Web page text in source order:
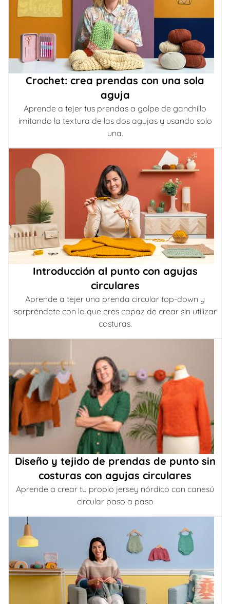
Crochet: crea prendas con una sola
aguja
Aprende a tejer tus prendas a golpe de ganchillo
imitando la textura de las dos agujas y usando solo
una.
Introducción al punto con agujas
circulares
Aprende a tejer una prenda circular top-down y
sorpréndete con lo que eres capaz de crear sin utilizar
costuras.
Diseño y tejido de prendas de punto sin
costuras con agujas circulares
Aprende a crear tu propio jersey nórdico con canesú
circular paso a paso